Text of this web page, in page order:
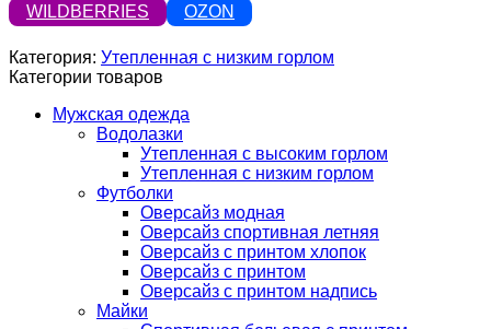
WILDBERRIES OZON
Категория: Утепленная с низким горлом
Категории товаров
Мужская одежда
Водолазки
Утепленная с высоким горлом
Утепленная с низким горлом
Футболки
Оверсайз модная
Оверсайз спортивная летняя
Оверсайз с принтом хлопок
Оверсайз с принтом
Оверсайз с принтом надпись
Майки